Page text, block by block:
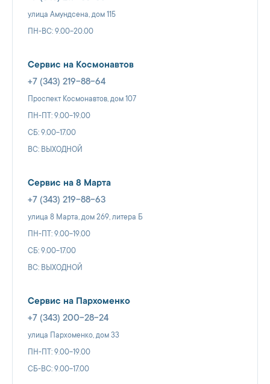
улица Амундсена, дом 115
ПН-ВС: 9.00-20.00
Сервис на Космонавтов
+7 (343) 219-88-64
Проспект Космонавтов, дом 107
ПН-ПТ: 9.00-19.00
СБ: 9.00-17.00
ВС: ВЫХОДНОЙ
Сервис на 8 Марта
+7 (343) 219-88-63
улица 8 Марта, дом 269, литера Б
ПН-ПТ: 9.00-19.00
СБ: 9.00-17.00
ВС: ВЫХОДНОЙ
Сервис на Пархоменко
+7 (343) 200-28-24
улица Пархоменко, дом 33
ПН-ПТ: 9.00-19.00
СБ-ВС: 9.00-17.00